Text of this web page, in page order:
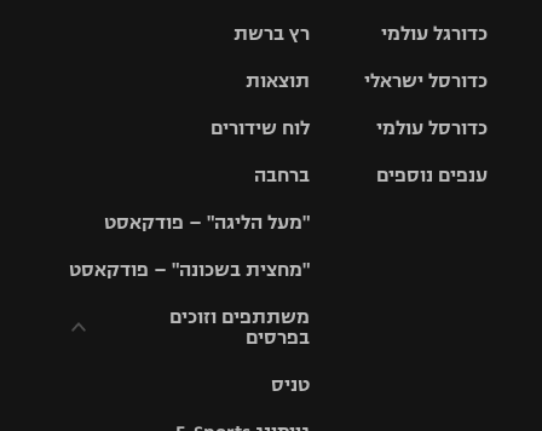
רץ ברשת
תוצאות
לוח שידורים
ברחבה
"מעל הליגה" – פודקאסט
"מחצית בשכונה" – פודקאסט
משתתפים וזוכים
בפרסים
וזוכים בפרסים
טניס
גביע הטוטו
כדורגל עולמי
האלופות
ליגה
כדורסל ישראלי
סל
כדורסל עולמי
ענפים נוספים